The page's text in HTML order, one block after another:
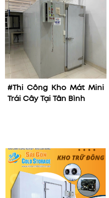
#Thi Công Kho Mát Mini
Trái Cây Tại Tân Bình